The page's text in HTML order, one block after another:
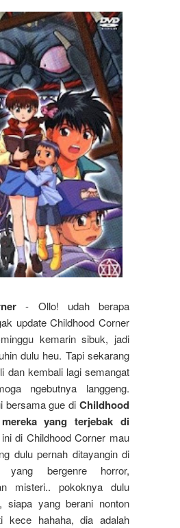
- Ollo! udah berapa
update Childhood Corner
kemarin sibuk, jadi
dulu heu. Tapi sekarang
dan kembali lagi semangat
ngebutnya langgeng.
bersama gue di Childhood
yang terjebak di
di Childhood Corner mau
dulu pernah ditayangin di
yang bergenre horror,
misteri.. pokoknya dulu
siapa yang berani nonton
kece hahaha, dia adalah